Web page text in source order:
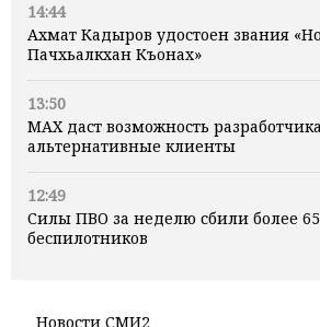
14:44
Ахмат Кадыров удостоен звания
Пачхьалкхан Къонах»
13:50
MAX даст возможность
альтернативные клиенты
12:49
Силы ПВО за неделю сбили более
беспилотников
Новости СМИ2